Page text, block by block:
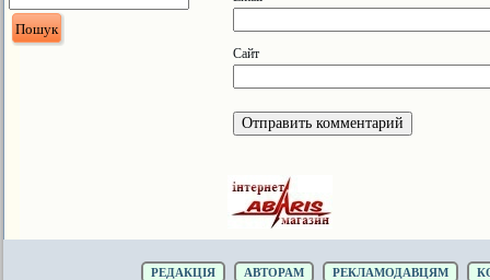
Сайт
РЕДАКЦІЯ АВТОРАМ РЕКЛАМОДАВЦЯМ